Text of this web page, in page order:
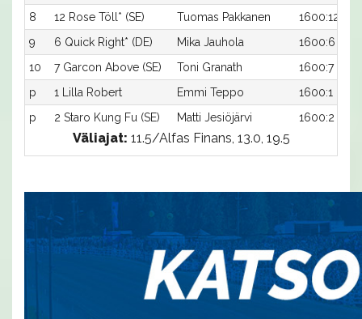
8
12 Rose Töll* (SE) Tuomas Pakkanen
1600:12
9
6 Quick Right* (DE) Mika Jauhola
1600:6
10
7 Garcon Above (SE) Toni Granath
1600:7
p
1 Lilla Robert Emmi Teppo
1600:1
p
2 Staro Kung Fu (SE) Matti Jesiöjärvi 1600:2
Väliajat: 11.5/Alfas Finans, 13.0, 19.5